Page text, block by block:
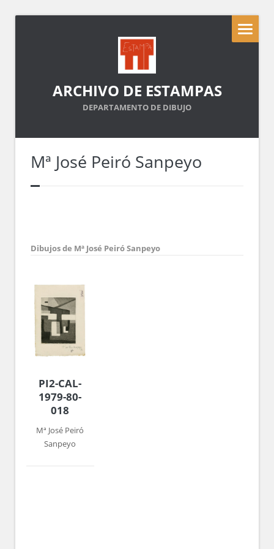
ARCHIVO DE ESTAMPAS
DEPARTAMENTO DE DIBUJO
Mª José Peiró Sanpeyo
Dibujos de Mª José Peiró Sanpeyo
PI2-CAL-
1979-80-
018
Mª José Peiró
Sanpeyo